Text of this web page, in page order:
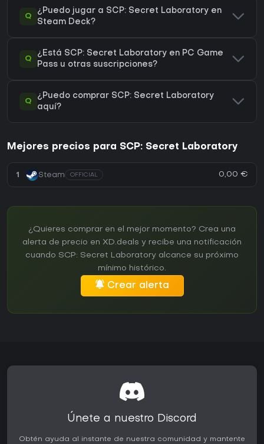
Q
¿Puedo jugar a SCP: Secret Laboratory en
Steam Deck?
Q
¿Está SCP: Secret Laboratory en PC Game
Pass u otras suscripciones?
Q
¿Puedo comprar SCP: Secret Laboratory
aquí?
Mejores precios para SCP: Secret Laboratory
1 Steam OFFICIAL 0,00 €
¿Quieres comprar en el mejor momento? Crea una
alerta de precio en XD.deals y recibe una notificación
cuando SCP: Secret Laboratory alcance su próximo
mínimo histórico.
Crear alerta
Únete a nuestro Discord
Obtén ayuda al instante de nuestra comunidad y mantente